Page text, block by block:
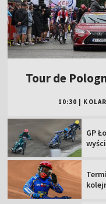
Tour de
10:30
GP